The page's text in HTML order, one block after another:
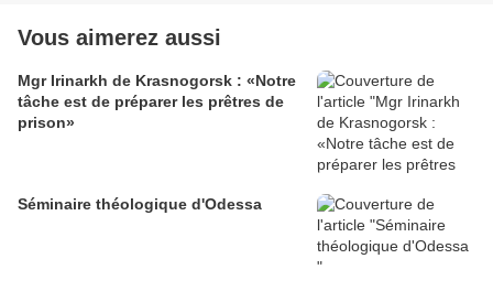
Vous aimerez aussi
Mgr Irinarkh de Krasnogorsk : «Notre
tâche est de préparer les prêtres de
prison»
Séminaire théologique d'Odessa